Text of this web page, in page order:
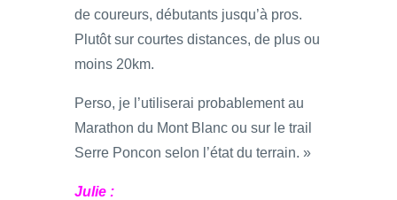
de coureurs, débutants jusqu’à pros.
Plutôt sur courtes distances, de plus ou
moins 20km.
Perso, je l’utiliserai probablement au
Marathon du Mont Blanc ou sur le trail
Serre Poncon selon l’état du terrain. »
Julie :